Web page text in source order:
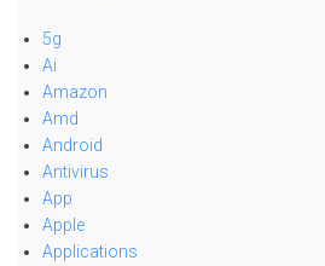
5g
Ai
Amazon
Amd
Android
Antivirus
App
Apple
Applications